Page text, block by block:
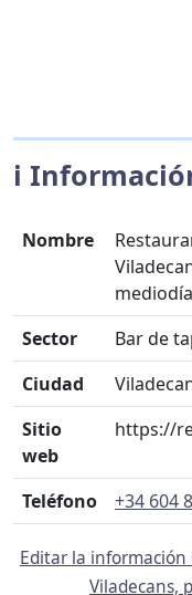
ℹ️
Nombre
Sector
Bar de
Ciudad
Sitio
web
https://
Teléfono +34 604
Editar la información
Viladecans,